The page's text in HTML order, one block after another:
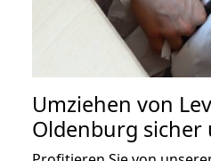
Umziehen von
Oldenburg sicher